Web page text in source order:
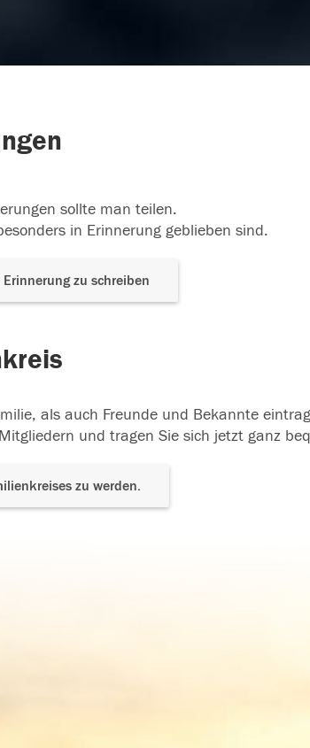
sollte man teilen.
in Erinnerung geblieben sind.
zu schreiben
als auch Freunde und Bekannte
und tragen Sie sich jetzt ganz
zu werden.